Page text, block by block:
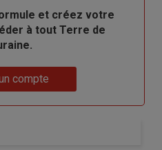
et créez votre
à tout Terre de
compte